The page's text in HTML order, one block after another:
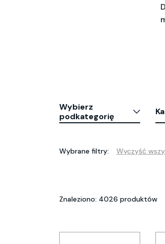
Wybierz
podkategorię
Wybrane filtry: Wyczyść
Znaleziono: 4026 produktów